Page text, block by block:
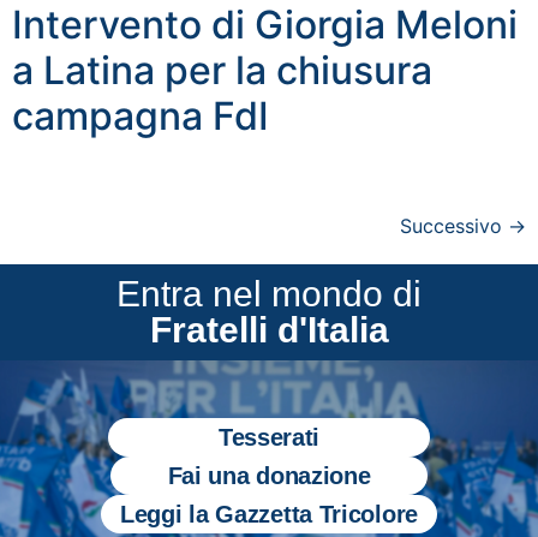
Intervento di Giorgia Meloni
a Latina per la chiusura
campagna FdI
Successivo →
Entra nel mondo di
Fratelli d'Italia
Tesserati
Fai una donazione
Leggi la Gazzetta Tricolore